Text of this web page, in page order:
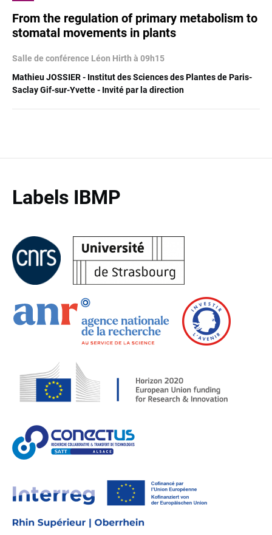
From the regulation of primary metabolism to
stomatal movements in plants
Salle de conférence Léon Hirth à 09h15
Mathieu JOSSIER - Institut des Sciences des Plantes de Paris-
Saclay Gif-sur-Yvette - Invité par la direction
Labels IBMP